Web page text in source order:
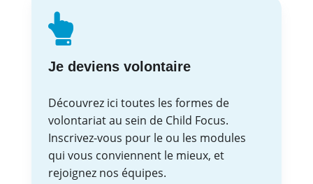
Je deviens volontaire
Découvrez ici toutes les formes de
volontariat au sein de Child Focus.
Inscrivez-vous pour le ou les modules
qui vous conviennent le mieux, et
rejoignez nos équipes.